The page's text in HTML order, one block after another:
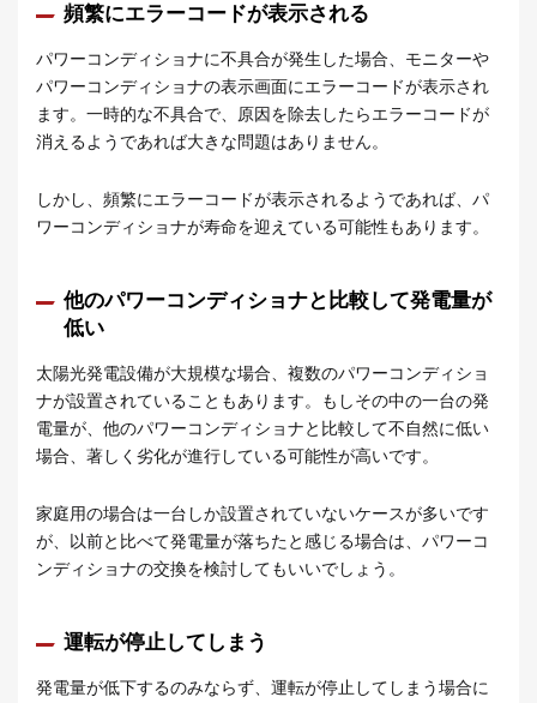
頻繁にエラーコードが表示される
パワーコンディショナに不具合が発生した場合、モニターや
パワーコンディショナの表示画面にエラーコードが表示され
ます。一時的な不具合で、原因を除去したらエラーコードが
消えるようであれば大きな問題はありません。
しかし、頻繁にエラーコードが表示されるようであれば、パ
ワーコンディショナが寿命を迎えている可能性もあります。
他のパワーコンディショナと比較して発電量が
低い
太陽光発電設備が大規模な場合、複数のパワーコンディショ
ナが設置されていることもあります。もしその中の一台の発
電量が、他のパワーコンディショナと比較して不自然に低い
場合、著しく劣化が進行している可能性が高いです。
家庭用の場合は一台しか設置されていないケースが多いです
が、以前と比べて発電量が落ちたと感じる場合は、パワーコ
ンディショナの交換を検討してもいいでしょう。
運転が停止してしまう
発電量が低下するのみならず、運転が停止してしまう場合に